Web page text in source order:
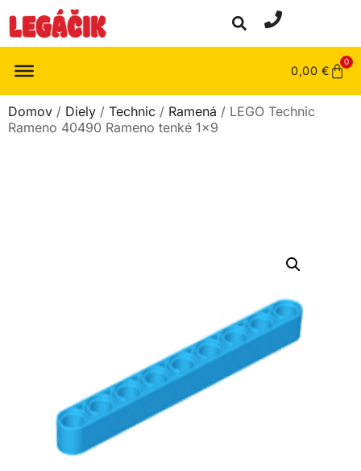
0,00 €
0
Domov / Diely / Technic / Ramená / LEGO Technic
Rameno 40490 Rameno tenké 1×9